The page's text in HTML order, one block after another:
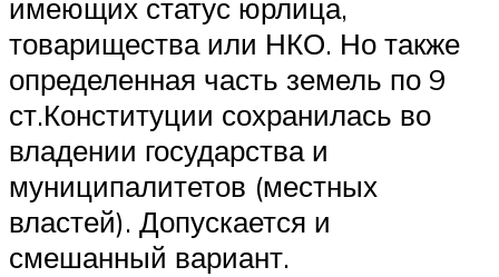
имеющих статус юрлица,
товарищества или НКО. Но также
определенная часть земель по 9
ст.Конституции сохранилась во
владении государства и
муниципалитетов (местных
властей). Допускается и
смешанный вариант.